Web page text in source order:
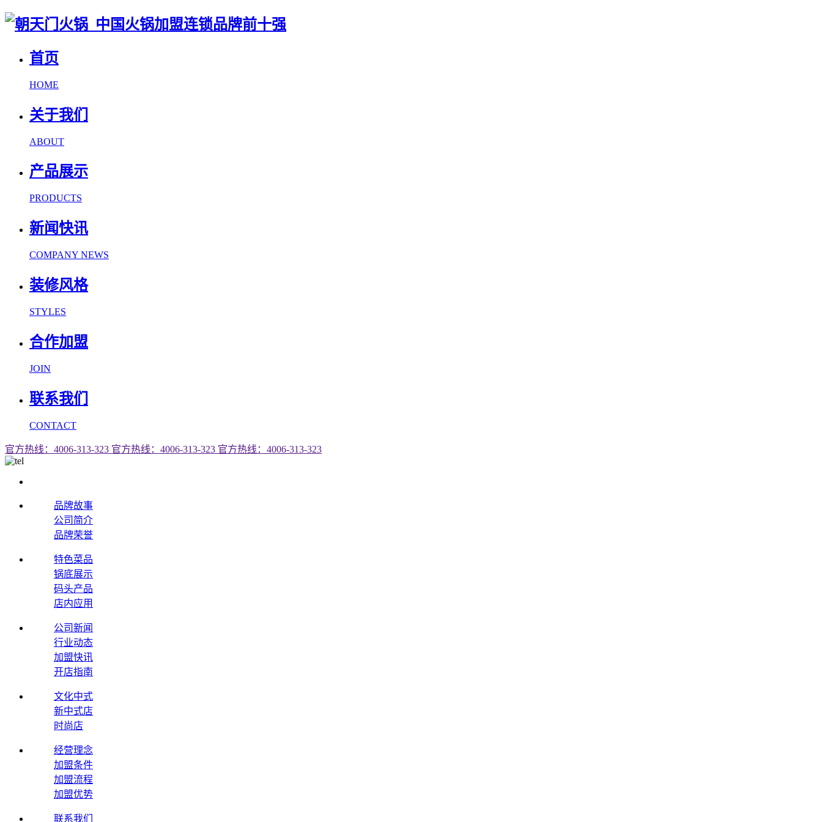
首页
HOME
关于我们
ABOUT
产品展示
PRODUCTS
新闻快讯
COMPANY NEWS
装修风格
STYLES
合作加盟
JOIN
联系我们
CONTACT
官方热线：4006-313-323 官方热线：4006-313-323 官方热线：4006-313-323
品牌故事
公司简介
品牌荣誉
特色菜品
锅底展示
码头产品
店内应用
公司新闻
行业动态
加盟快讯
开店指南
文化中式
新中式店
时尚店
经营理念
加盟条件
加盟流程
加盟优势
联系我们